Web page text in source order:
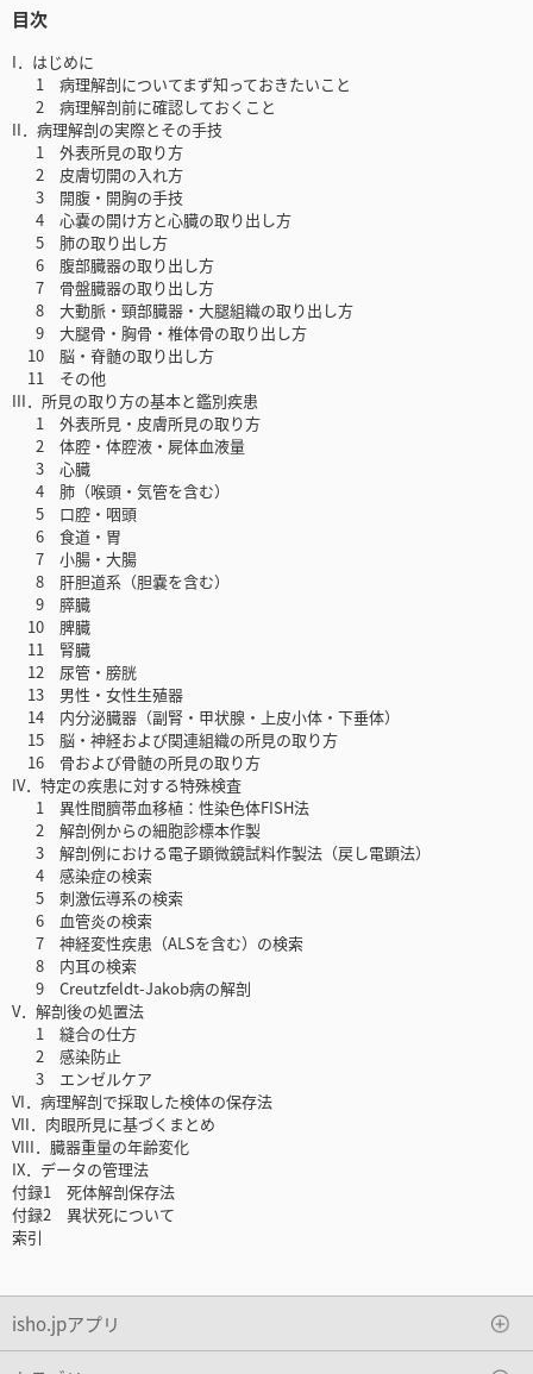
目次
I．はじめに
1 病理解剖についてまず知っておきたいこと
2 病理解剖前に確認しておくこと
II．病理解剖の実際とその手技
1 外表所見の取り方
2 皮膚切開の入れ方
3 開腹・開胸の手技
4 心嚢の開け方と心臓の取り出し方
5 肺の取り出し方
6 腹部臓器の取り出し方
7 骨盤臓器の取り出し方
8 大動脈・頸部臓器・大腿組織の取り出し方
9 大腿骨・胸骨・椎体骨の取り出し方
10 脳・脊髄の取り出し方
11 その他
III．所見の取り方の基本と鑑別疾患
1 外表所見・皮膚所見の取り方
2 体腔・体腔液・屍体血液量
3 心臓
4 肺（喉頭・気管を含む）
5 口腔・咽頭
6 食道・胃
7 小腸・大腸
8 肝胆道系（胆嚢を含む）
9 膵臓
10 脾臓
11 腎臓
12 尿管・膀胱
13 男性・女性生殖器
14 内分泌臓器（副腎・甲状腺・上皮小体・下垂体）
15 脳・神経および関連組織の所見の取り方
16 骨および骨髄の所見の取り方
IV．特定の疾患に対する特殊検査
1 異性間臍帯血移植：性染色体FISH法
2 解剖例からの細胞診標本作製
3 解剖例における電子顕微鏡試料作製法（戻し電顕法）
4 感染症の検索
5 刺激伝導系の検索
6 血管炎の検索
7 神経変性疾患（ALSを含む）の検索
8 内耳の検索
9 Creutzfeldt-Jakob病の解剖
V．解剖後の処置法
1 縫合の仕方
2 感染防止
3 エンゼルケア
VI．病理解剖で採取した検体の保存法
VII．肉眼所見に基づくまとめ
VIII．臓器重量の年齢変化
IX．データの管理法
付録1 死体解剖保存法
付録2 異状死について
索引
isho.jpアプリ